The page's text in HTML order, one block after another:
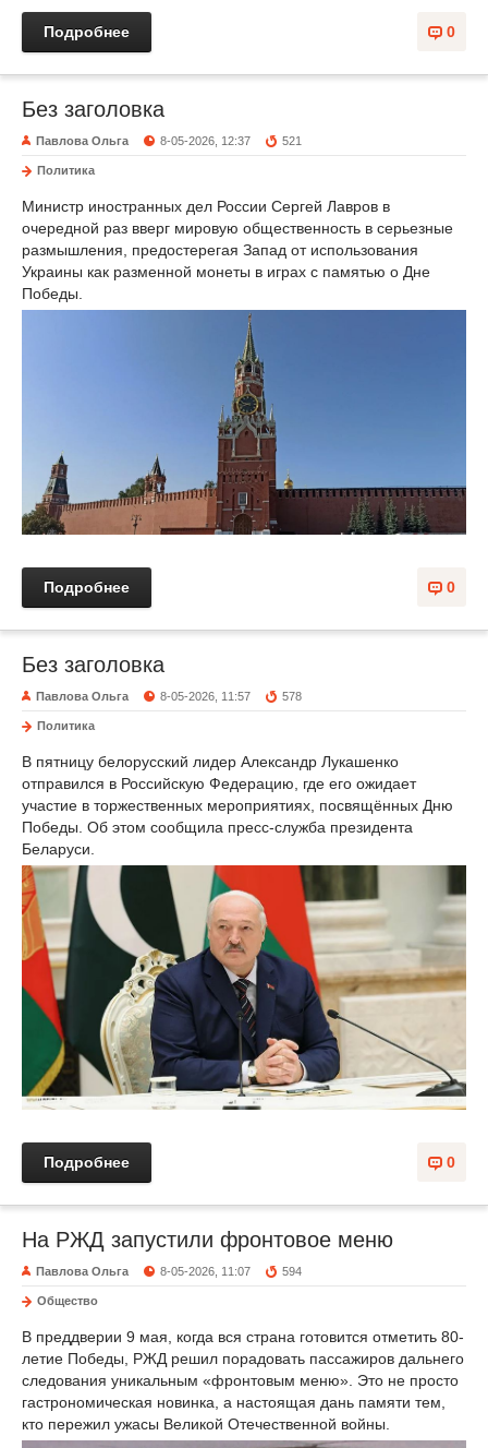
0
Подробнее
Без заголовка
Павлова Ольга 8-05-2026, 12:37 521
Политика
Министр иностранных дел России Сергей Лавров в
очередной раз вверг мировую общественность в серьезные
размышления, предостерегая Запад от использования
Украины как разменной монеты в играх с памятью о Дне
Победы.
0
Подробнее
Без заголовка
Павлова Ольга 8-05-2026, 11:57 578
Политика
В пятницу белорусский лидер Александр Лукашенко
отправился в Российскую Федерацию, где его ожидает
участие в торжественных мероприятиях, посвящённых Дню
Победы. Об этом сообщила пресс-служба президента
Беларуси.
0
Подробнее
На РЖД запустили фронтовое меню
Павлова Ольга 8-05-2026, 11:07 594
Общество
В преддверии 9 мая, когда вся страна готовится отметить 80-
летие Победы, РЖД решил порадовать пассажиров дальнего
следования уникальным «фронтовым меню». Это не просто
гастрономическая новинка, а настоящая дань памяти тем,
кто пережил ужасы Великой Отечественной войны.